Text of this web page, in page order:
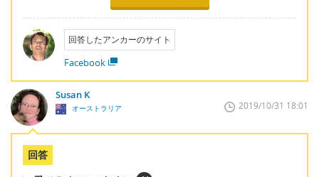
回答したアンカーのサイト
Facebook
Susan K
オーストラリア 2019/10/31 18:01
回答